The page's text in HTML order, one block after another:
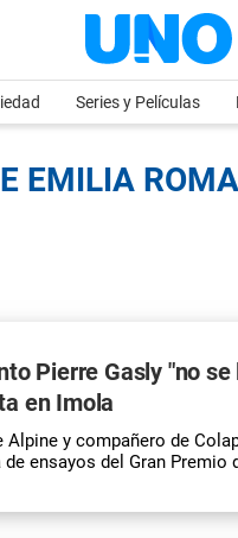
Series y Películas
EMILIA
Pierre Gasly "no se
en Imola
Alpine y compañero de
ensayos del Gran Premio